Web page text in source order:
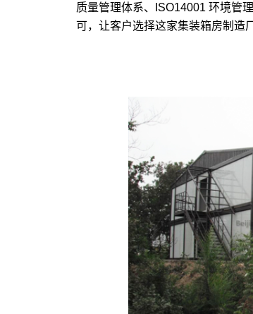
质量管理体系、ISO14001 环境管
可，让客户选择这家集装箱房制造